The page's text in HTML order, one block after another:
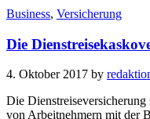
Business, Versicherung
Die
4. Oktober 2017 by
Die
von Arbeitnehmern mit der